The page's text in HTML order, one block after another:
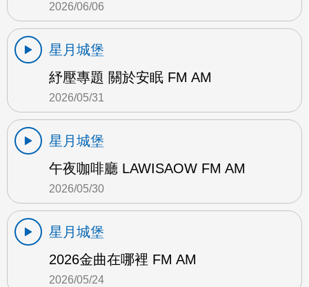
2026/06/06
星月城堡
紓壓專題 關於安眠 FM AM
2026/05/31
星月城堡
午夜咖啡廳 LAWISAOW FM AM
2026/05/30
星月城堡
2026金曲在哪裡 FM AM
2026/05/24